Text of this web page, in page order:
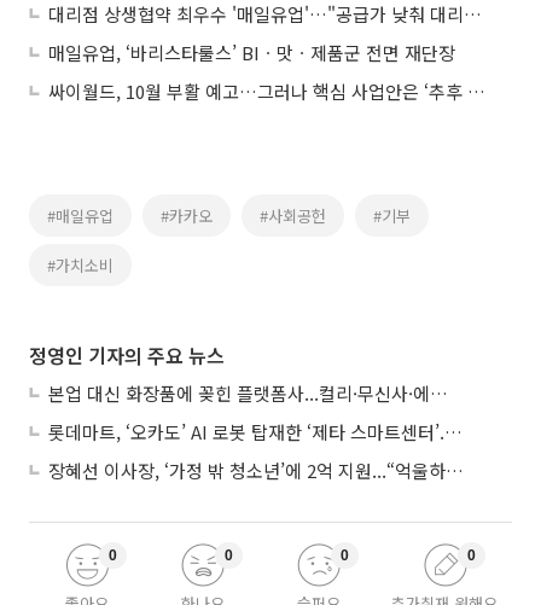
대리점 상생협약 최우수 '매일유업'…"공급가 낮춰 대리점 매출 지원"
매일유업, ‘바리스타룰스’ BIㆍ맛ㆍ제품군 전면 재단장
싸이월드, 10월 부활 예고…그러나 핵심 사업안은 ‘추후 공개’
#매일유업 #카카오 #사회공헌 #기부
#가치소비
정영인 기자의 주요 뉴스
본업 대신 화장품에 꽂힌 플랫폼사...컬리·무신사·에이블리, ‘뷰티 페스타’ 경쟁
롯데마트, ‘오카도’ AI 로봇 탑재한 ‘제타 스마트센터’...온라인 장보기 판 바꾼다
장혜선 이사장, ‘가정 밖 청소년’에 2억 지원...“억울하고 아파도 단단해지길”
0 0 0 0